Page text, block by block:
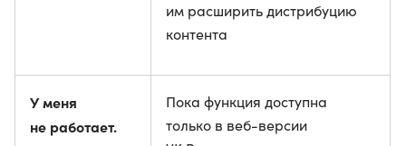
им расширить дистрибуцию
контента
У меня
не работает.
Пока функция доступна
только в веб-версии